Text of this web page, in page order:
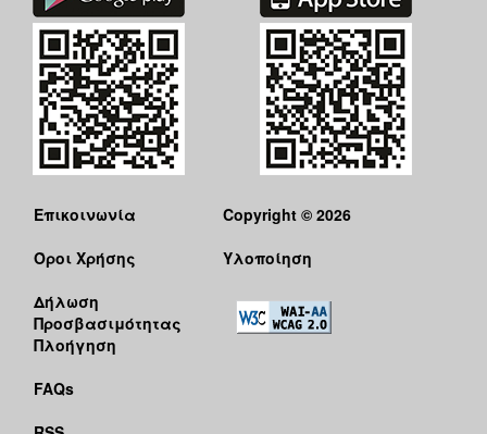
Επικοινωνία
Όροι Χρήσης
Δήλωση
Προσβασιμότητας
Πλοήγηση
FAQs
Copyright © 2026
Υλοποίηση